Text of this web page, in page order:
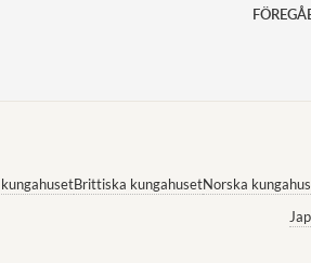
Brittiska kungahusetNorska